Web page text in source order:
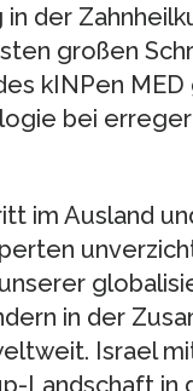
der
großen
kINPen
bei
im Ausland
in der
Israel